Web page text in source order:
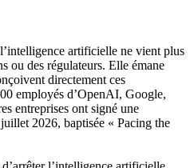
artificielle ne vient plus
ou des régulateurs. Elle émane
directement ces
employés d’OpenAI, Google,
entreprises ont signé une
2026, baptisée « Pacing the